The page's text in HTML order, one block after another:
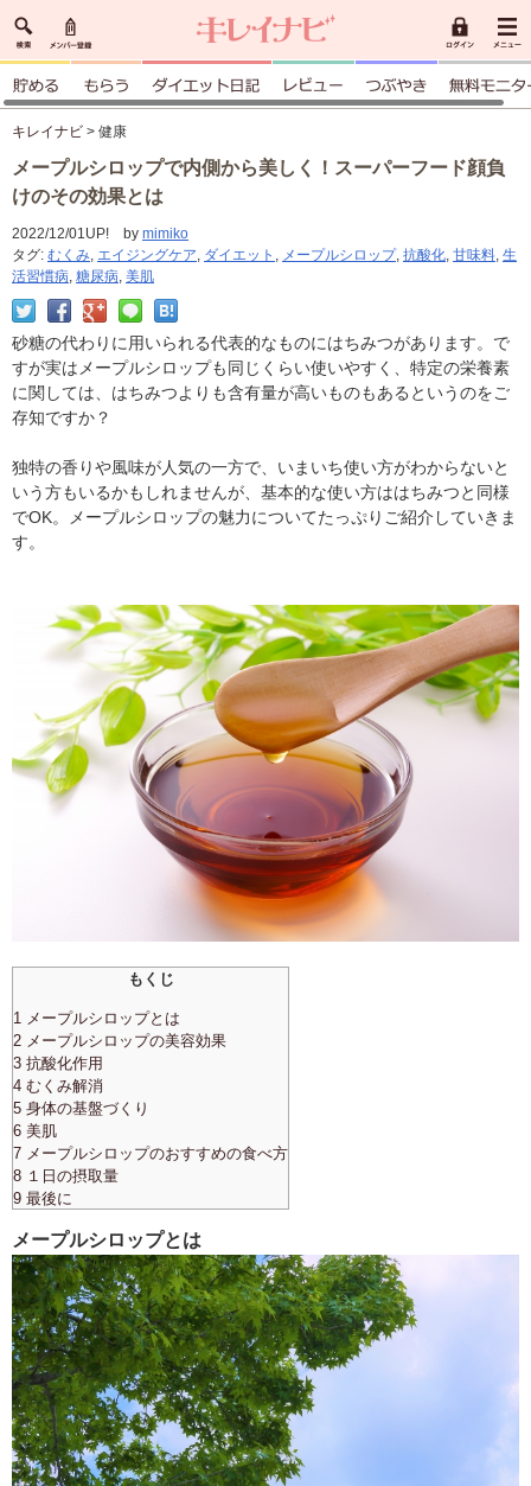
キレイナビ > 健康
メープルシロップで内側から美しく！スーパーフード顔負
けのその効果とは
2022/12/01UP! by mimiko
タグ: むくみ, エイジングケア, ダイエット , メープルシロップ, 抗酸化, 甘味料, 生
活習慣病, 糖尿病, 美肌
砂糖の代わりに用いられる代表的なものにはちみつがあります。で
すが実はメープルシロップも同じくらい使いやすく、特定の栄養素
に関しては、はちみつよりも含有量が高いものもあるというのをご
存知ですか？
独特の香りや風味が人気の一方で、いまいち使い方がわからないと
いう方もいるかもしれませんが、基本的な使い方ははちみつと同様
でOK。メープルシロップの魅力についてたっぷりご紹介していきま
す。
もくじ
1 メープルシロップとは
2 メープルシロップの美容効果
3 抗酸化作用
4 むくみ解消
5 身体の基盤づくり
6 美肌
7 メープルシロップのおすすめの食べ方
8 １日の摂取量
9 最後に
メープルシロップとは